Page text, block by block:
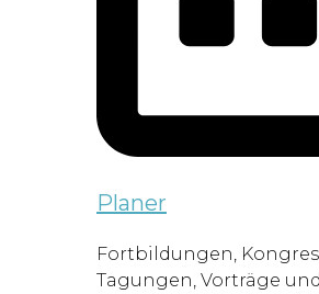
Planer
Fortbildungen,
Tagungen, Vorträge